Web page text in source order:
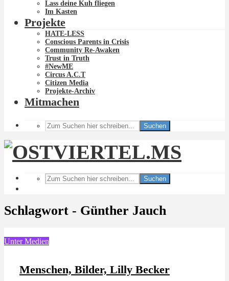
Lass deine Kuh fliegen
Im Kasten
Projekte
HATE-LESS
Conscious Parents in Crisis
Community Re-Awaken
Trust in Truth
#NewME
Circus A.C.T
Citizen Media
Projekte-Archiv
Mitmachen
Suchen
Suchen
Schlagwort - Günther Jauch
Unter Medien
Menschen, Bilder, Lilly Becker